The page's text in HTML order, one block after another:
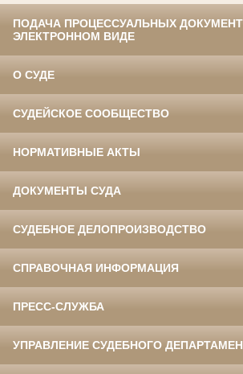
ПОДАЧА ПРОЦЕССУАЛЬНЫХ
ЭЛЕКТРОННОМ ВИДЕ
О СУДЕ
СУДЕЙСКОЕ СООБЩЕСТВО
НОРМАТИВНЫЕ АКТЫ
ДОКУМЕНТЫ СУДА
СУДЕБНОЕ ДЕЛОПРОИЗВОДСТВО
СПРАВОЧНАЯ ИНФОРМАЦИЯ
ПРЕСС-СЛУЖБА
УПРАВЛЕНИЕ СУДЕБНОГО